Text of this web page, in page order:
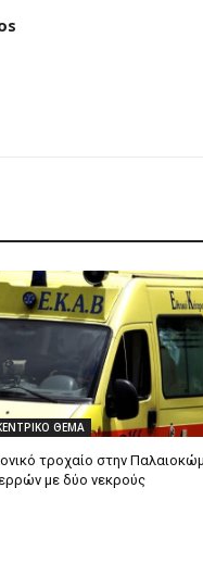
ΘΕΜΑ
τροχαίο στην
με δύο νεκρούς